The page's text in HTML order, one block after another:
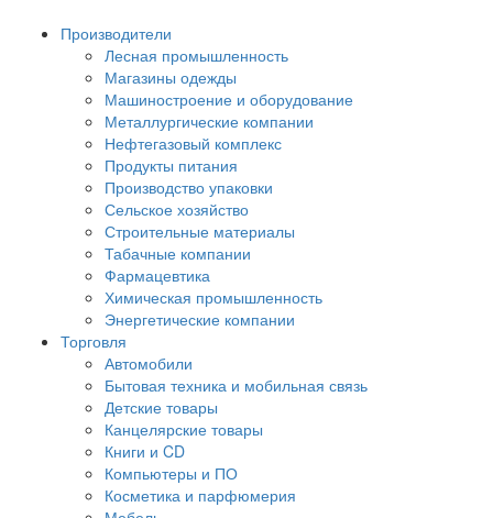
Производители
Лесная промышленность
Магазины одежды
Машиностроение и оборудование
Металлургические компании
Нефтегазовый комплекс
Продукты питания
Производство упаковки
Сельское хозяйство
Строительные материалы
Табачные компании
Фармацевтика
Химическая промышленность
Энергетические компании
Торговля
Автомобили
Бытовая техника и мобильная связь
Детские товары
Канцелярские товары
Книги и CD
Компьютеры и ПО
Косметика и парфюмерия